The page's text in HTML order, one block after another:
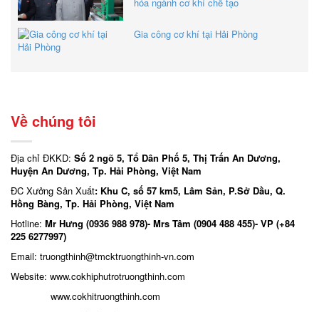
Gia công cơ khí tại Hải Phòng
Về chúng tôi
Địa chỉ ĐKKD: Số 2 ngõ 5, Tổ Dân Phố 5, Thị Trấn An Dương,
Huyện An Dương, Tp. Hải Phòng, Việt Nam
ĐC Xưởng Sản Xuất: Khu C, số 57 km5, Lâm Sản, P.Sở Dầu, Q.
Hồng Bàng, Tp. Hải Phòng, Việt Nam
Hotline: Mr Hưng (0936 988 978)- Mrs Tâm (0904 488 455)- VP (+84
225 6277997)
Email: truongthinh@tmcktruongthinh-vn.com
Website: www.cokhiphutrotruongthinh.com
www.cokhitruongthinh.com